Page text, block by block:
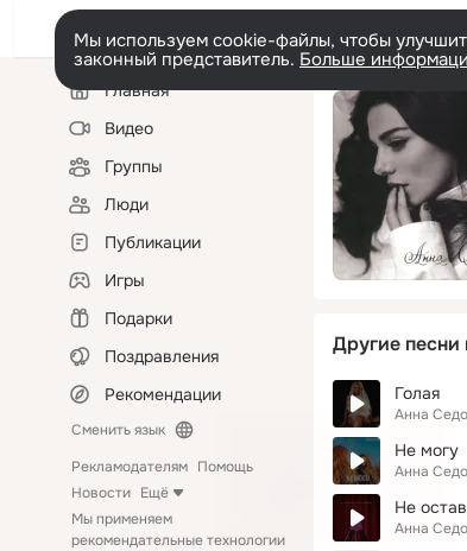
Мы используем cookie-файлы, чтобы
законный представитель. Больше
Левая
колонкаГлавная
Видео
Группы
Люди
Публикации
Игры
Подарки
Поздравления
Рекомендации
Сменить язык
Рекламодателям Помощь
Новости Ещё
Мы применяем
рекомендательные технологии
Другие песни
Голая
Анна
Не могу
Анна
Не
Анна